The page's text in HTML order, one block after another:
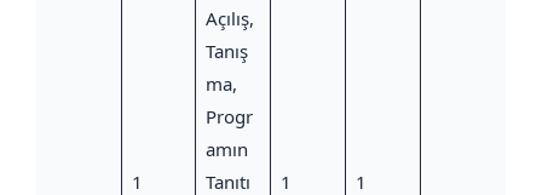
1
Açılış,
Tanış
ma,
Progr
amın
Tanıtı
1 1